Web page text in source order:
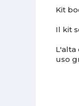
Kit
Il kit
uso